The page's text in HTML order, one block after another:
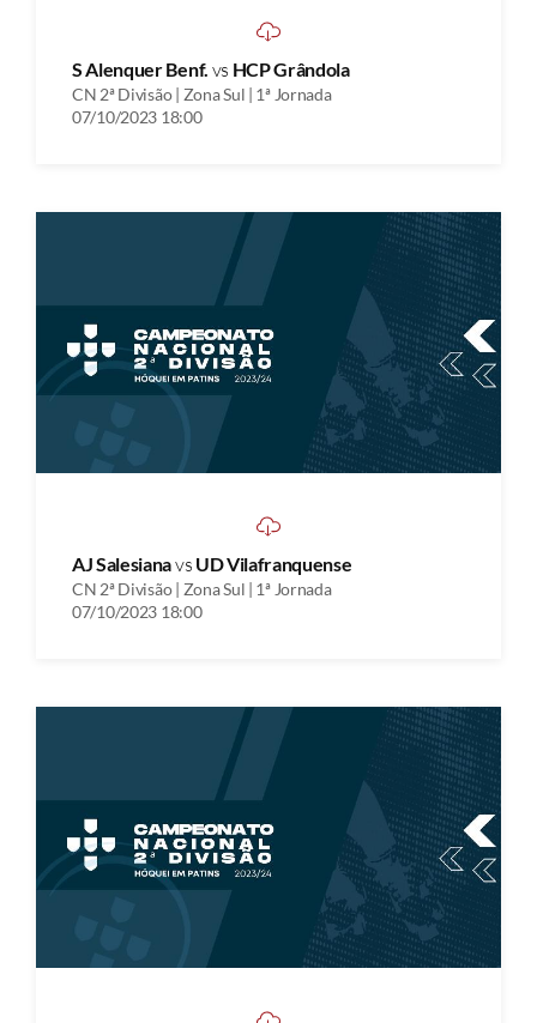
S Alenquer Benf. vs HCP Grândola
CN 2ª Divisão | Zona Sul | 1ª Jornada
07/10/2023 18:00
AJ Salesianavs UD Vilafranquense
CN 2ª Divisão | Zona Sul | 1ª Jornada
07/10/2023 18:00